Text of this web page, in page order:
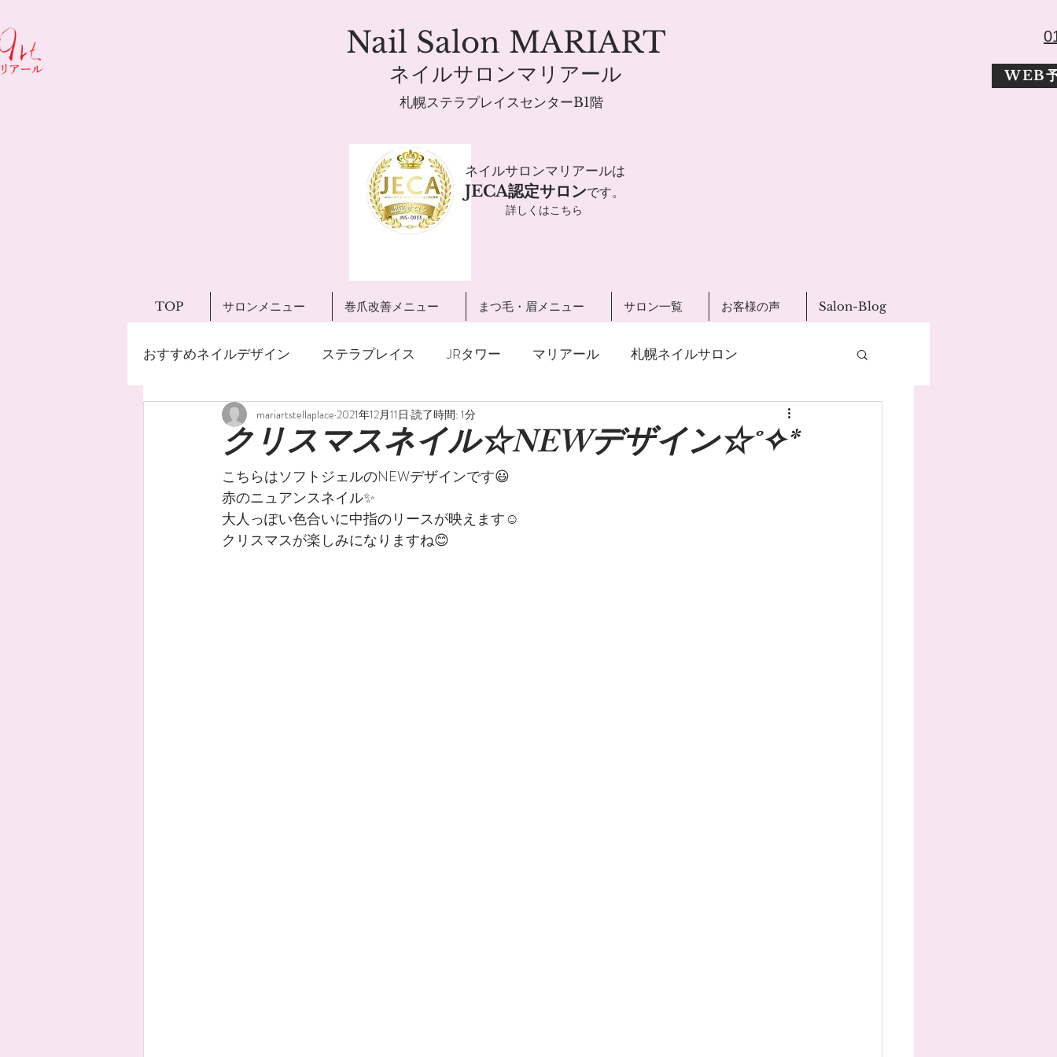
Nail Salon MARIART
ネイルサロンマリアール
WEB
札幌ステラプレイスセンターB1階
ネイルサロンマリアールは
JECA認定サロンです。
詳しくはこちら
TOP サロンメニュー 巻爪改善メニュー まつ毛・眉メニュー サロン一覧 お客様の声 Salon-Blog
おすすめネイルデザイン ステラプレイス JRタワー マリアール 札幌ネイルサロン
ネイルサロン ステラ 札幌駅 春ネイル
ジェルネイルデザイン ジェルネイル ストロングネイル
ネイルオイル 手荒れ 乾燥対策 フットネイル
クリスマスネイル☆NEWデザイン☆˚✧*
mariartstellaplace 2021年12月11日 読了時間: 1分
こちらはソフトジェルのNEWデザインです😃
赤のニュアンスネイル✨
大人っぽい色合いに中指のリースが映えます☺️
クリスマスが楽しみになりますね😊